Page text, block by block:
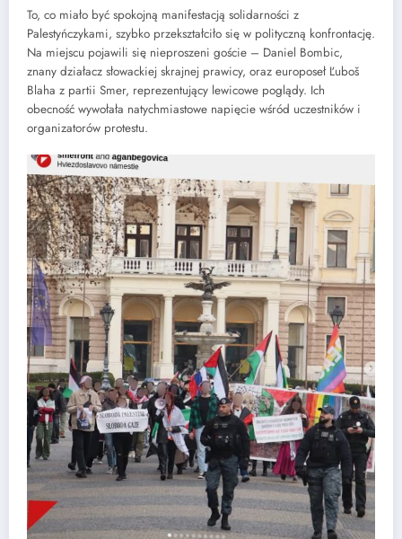
To, co miało być spokojną manifestacją solidarności z
Palestyńczykami, szybko przekształciło się w polityczną konfrontację.
Na miejscu pojawili się nieproszeni goście – Daniel Bombic,
znany działacz słowackiej skrajnej prawicy, oraz europoseł Ľuboš
Blaha z partii Smer, reprezentujący lewicowe poglądy. Ich
obecność wywołała natychmiastowe napięcie wśród uczestników i
organizatorów protestu.